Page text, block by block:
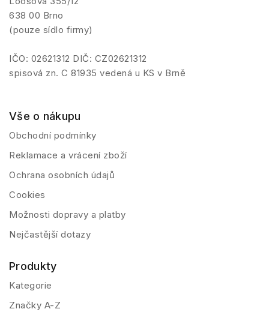
638 00 Brno
(pouze sídlo firmy)
IČO: 02621312 DIČ: CZ02621312
spisová zn. C 81935 vedená u KS v Brně
Vše o nákupu
Obchodní podmínky
Reklamace a vrácení zboží
Ochrana osobních údajů
Cookies
Možnosti dopravy a platby
Nejčastější dotazy
Produkty
Kategorie
Značky A-Z